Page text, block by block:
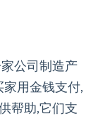
公司制造产
用金钱支付,
帮助,它们支